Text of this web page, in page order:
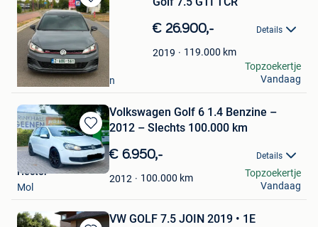
Bewaren
in
Mijn
Favorieten
€ 26.900,- Details
2019 119.000 km
Hadi El mokahal
Molenbeek-Saint-Jean
Topzoekertje
Vandaag
Bewaren
in
Mijn
Favorieten
Volkswagen Golf 6 1.4 Benzine –
2012 – Slechts 100.000 km
€ 6.950,- Details
2012 100.000 km
Hector
Mol
Topzoekertje
Vandaag
VW GOLF 7.5 JOIN 2019 • 1E